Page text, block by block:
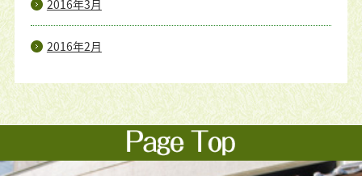
2016年3月
2016年2月